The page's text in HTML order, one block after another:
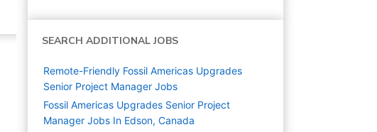
SEARCH ADDITIONAL JOBS
Remote-Friendly Fossil Americas Upgrades
Senior Project Manager Jobs
Fossil Americas Upgrades Senior Project
Manager Jobs In Edson, Canada